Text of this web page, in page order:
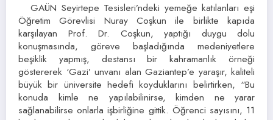
GAÜN Seyirtepe Tesisleri’ndeki yemeğe katılanları eşi
Öğretim Görevlisi Nuray Coşkun ile birlikte kapıda
karşılayan Prof. Dr. Coşkun, yaptığı duygu dolu
konuşmasında, göreve başladığında medeniyetlere
beşiklik yapmış, destansı bir kahramanlık örneği
göstererek ‘Gazi’ unvanı alan Gaziantep’e yaraşır, kaliteli
büyük bir üniversite hedefi koyduklarını belirtirken, “Bu
konuda kimle ne yapılabilinirse, kimden ne yarar
sağlanabilirse onlarla işbirliğine gittik. Öğrenci sayısını, 11